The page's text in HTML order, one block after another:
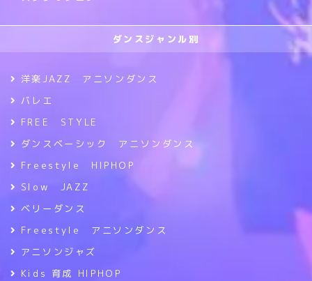
ダンスジャンル別
洋楽JAZZ アニソンダンス
バレエ
FREE STYLE
ダンスベーシック アニソンダンス
Freestyle HIPHOP
Slow JAZZ
ベリーダンス
Freestyle アニソンダンス
アニソンジャズ
Kids 育成 HIPHOP